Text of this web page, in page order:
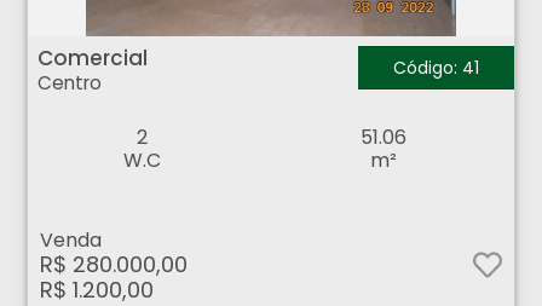
Comercial
Centro
Código: 41
2
W.C
51.06
m²
Venda
R$ 280.000,00
R$ 1.200,00